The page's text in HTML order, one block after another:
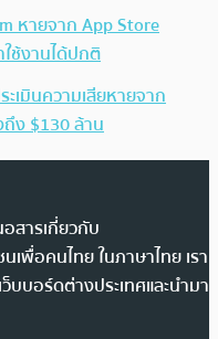
หายจาก App Store
ช้งานได้ปกติ
ะเมินความเสียหายจาก
ง $130 ล้าน
สารเกี่ยวกับ
เพื่อคนไทย ในภาษาไทย เรา
บบอร์ดต่างประเทศและนำมา